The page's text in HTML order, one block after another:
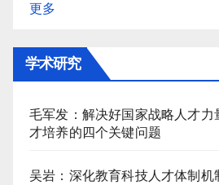
更多
学术研究
毛军发：解决好国家战略人才力
才培养的四个关键问题
吴岩：深化教育科技人才体制机